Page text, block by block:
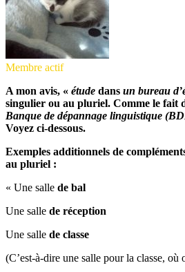
Membre actif
A mon avis, « étude dans un bureau
singulier ou au pluriel. Comme le fait
Banque de dépannage linguistique
Voyez ci-dessous.
Exemples additionnels de
au pluriel :
« Une salle de bal
Une salle de réception
Une salle de classe
(C’est-à-dire une salle pour la classe, où